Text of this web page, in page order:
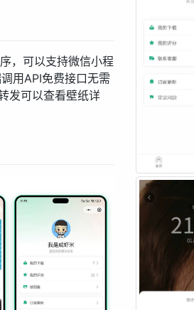
，可以支持微信小程
用API免费接口无需
发可以查看壁纸详